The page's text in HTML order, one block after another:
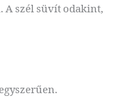
A szél süvít odakint,